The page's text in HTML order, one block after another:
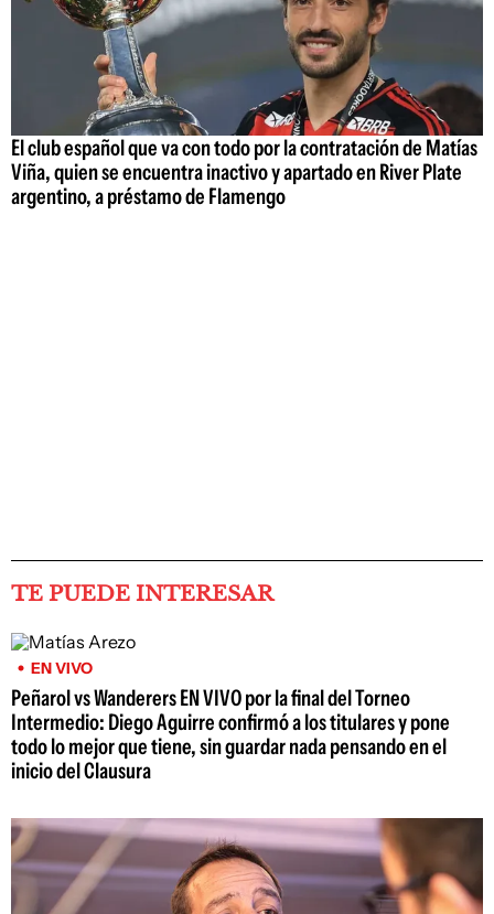
El club español que va con todo por la contratación de Matías
Viña, quien se encuentra inactivo y apartado en River Plate
argentino, a préstamo de Flamengo
TE PUEDE INTERESAR
EN VIVO
Peñarol vs Wanderers EN VIVO por la final del Torneo
Intermedio: Diego Aguirre confirmó a los titulares y pone
todo lo mejor que tiene, sin guardar nada pensando en el
inicio del Clausura